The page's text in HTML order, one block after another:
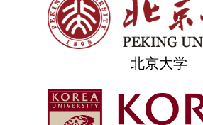
北京大学